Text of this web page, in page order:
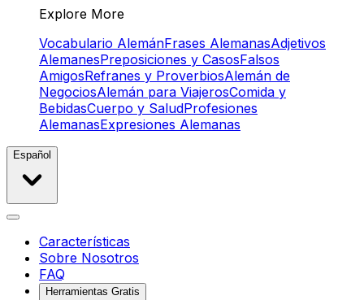
Explore More
Vocabulario AlemánFrases AlemanasAdjetivos
AlemanesPreposiciones y CasosFalsos
AmigosRefranes y ProverbiosAlemán de
NegociosAlemán para ViajerosComida y
BebidasCuerpo y SaludProfesiones
AlemanasExpresiones Alemanas
Español
Características
Sobre Nosotros
FAQ
Herramientas Gratis